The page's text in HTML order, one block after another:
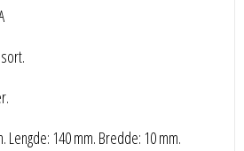
Lengde: 140 mm. Bredde: 10 mm.